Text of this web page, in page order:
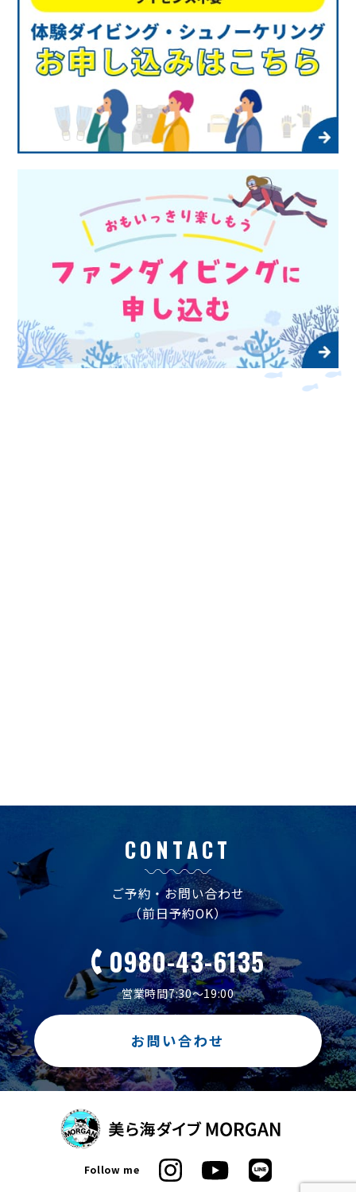
CONTACT
ご予約・お問い合わせ
（前日予約OK）
0980-43-6135
営業時間7:30～19:00
お問い合わせ
Follow me